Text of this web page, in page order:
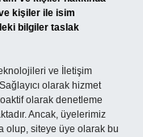
kişiler ile isim
bilgiler taslak
ve İletişim
olarak hizmet
olarak denetleme
Ancak, üyelerimiz
olup, siteye üye olarak bu